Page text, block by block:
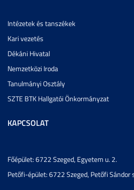
Intézetek és tanszékek
Kari vezetés
Dékáni Hivatal
Nemzetközi Iroda
Tanulmányi Osztály
SZTE BTK Hallgatói Önkormányzat
KAPCSOLAT
Főépület: 6722 Szeged, Egyetem u. 2.
Petőfi-épület: 6722 Szeged, Petőfi